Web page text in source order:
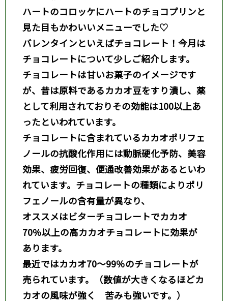
ハートのコロッケにハートのチョコプリンと
見た目もかわいいメニューでした♡
バレンタインといえばチョコレート！今月は
チョコレートについて少しご紹介します。
チョコレートは甘いお菓子のイメージです
が、昔は原料であるカカオ豆をすり潰し、薬
として利用されておりその効能は100以上あ
ったといわれています。
チョコレートに含まれているカカオポリフェ
ノールの抗酸化作用には動脈硬化予防、美容
効果、疲労回復、便通改善効果があるといわ
れています。チョコレートの種類によりポリ
フェノールの含有量が異なり、
オススメはビターチョコレートでカカオ
70％以上の高カカオチョコレートに効果が
あります。
最近ではカカオ70～99％のチョコレートが
売られています。（数値が大きくなるほどカ
カオの風味が強く
苦みも強いです。）